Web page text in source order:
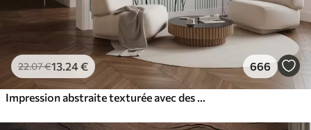
22.07€13 .24€ 666